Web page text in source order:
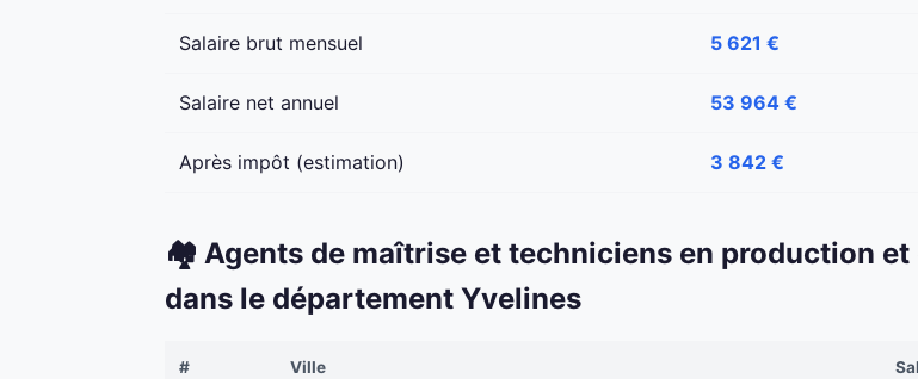
Salaire brut mensuel 5 621 €
Salaire net annuel 53 964 €
Après impôt (estimation) 3 842 €
🏘️ Agents de maîtrise et techniciens en production
dans le département Yvelines
# Ville